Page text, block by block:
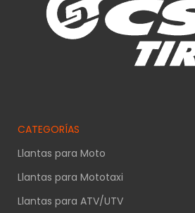
CATEGORÍAS
Llantas para Moto
Llantas para Mototaxi
Llantas para ATV/UTV